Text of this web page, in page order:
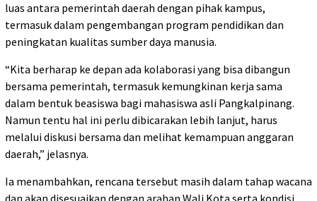
luas antara pemerintah daerah dengan pihak kampus,
termasuk dalam pengembangan program pendidikan dan
peningkatan kualitas sumber daya manusia.
“Kita berharap ke depan ada kolaborasi yang bisa dibangun
bersama pemerintah, termasuk kemungkinan kerja sama
dalam bentuk beasiswa bagi mahasiswa asli Pangkalpinang.
Namun tentu hal ini perlu dibicarakan lebih lanjut, harus
melalui diskusi bersama dan melihat kemampuan anggaran
daerah,” jelasnya.
Ia menambahkan, rencana tersebut masih dalam tahap wacana